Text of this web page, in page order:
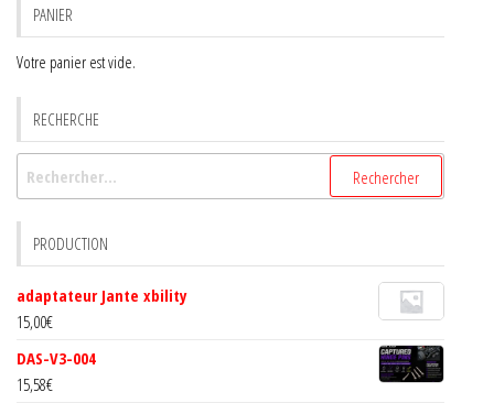
PANIER
Votre panier est vide.
RECHERCHE
Rechercher :
PRODUCTION
adaptateur Jante xbility
15,00€
DAS-V3-004
15,58€